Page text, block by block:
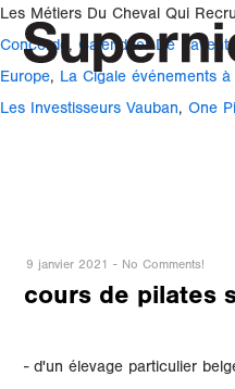
Les Métiers Du Cheval Qui
Concorde , Calendrier De
Europe, La Cigale événements à
Les Investisseurs Vauban, One
9 janvier 2021 - No Comments!
cours de pilates
- d'un élevage particulier